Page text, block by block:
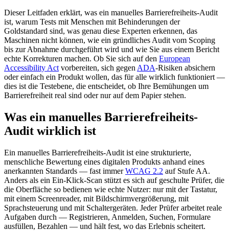
Dieser Leitfaden erklärt, was ein manuelles Barrierefreiheits-Audit
ist, warum Tests mit Menschen mit Behinderungen der
Goldstandard sind, was genau diese Experten erkennen, das
Maschinen nicht können, wie ein gründliches Audit vom Scoping
bis zur Abnahme durchgeführt wird und wie Sie aus einem Bericht
echte Korrekturen machen. Ob Sie sich auf den European
Accessibility Act vorbereiten, sich gegen ADA-Risiken absichern
oder einfach ein Produkt wollen, das für alle wirklich funktioniert —
dies ist die Testebene, die entscheidet, ob Ihre Bemühungen um
Barrierefreiheit real sind oder nur auf dem Papier stehen.
Was ein manuelles Barrierefreiheits-
Audit wirklich ist
Ein manuelles Barrierefreiheits-Audit ist eine strukturierte,
menschliche Bewertung eines digitalen Produkts anhand eines
anerkannten Standards — fast immerWCAG 2.2 auf Stufe AA.
Anders als ein Ein-Klick-Scan stützt es sich auf geschulte Prüfer, die
die Oberfläche so bedienen wie echte Nutzer: nur mit der Tastatur,
mit einem Screenreader, mit Bildschirmvergrößerung, mit
Sprachsteuerung und mit Schaltergeräten. Jeder Prüfer arbeitet reale
Aufgaben durch — Registrieren, Anmelden, Suchen, Formulare
ausfüllen, Bezahlen — und hält fest, wo das Erlebnis scheitert.